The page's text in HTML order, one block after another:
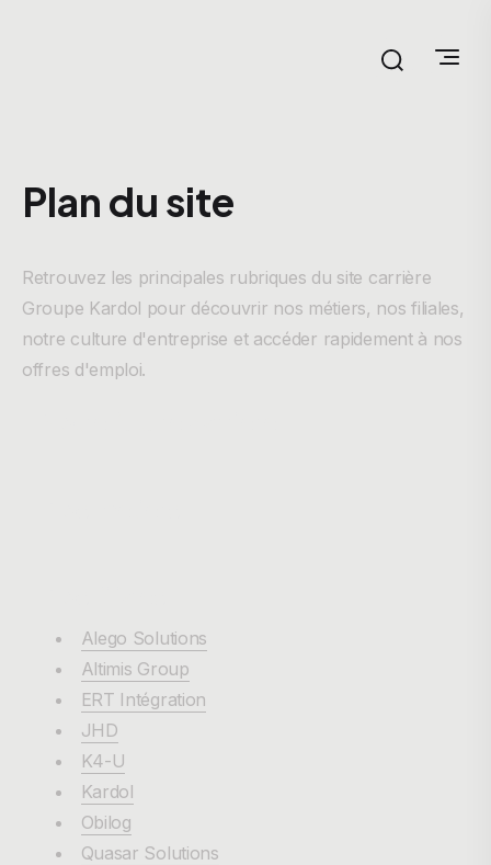
Plan du site
Retrouvez les principales rubriques du site carrière
Groupe Kardol pour découvrir nos métiers, nos filiales,
notre culture d'entreprise et accéder rapidement à nos
offres d'emploi.
Alego Solutions
Altimis Group
ERT Intégration
JHD
K4-U
Kardol
Obilog
Quasar Solutions